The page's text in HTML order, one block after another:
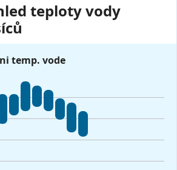
teploty vody
temp. vode